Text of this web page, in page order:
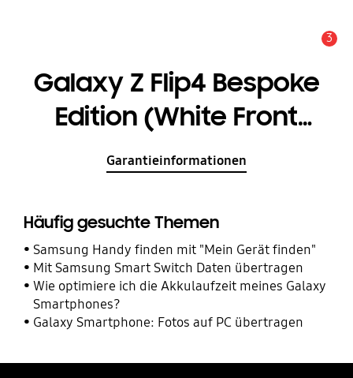
3
Galaxy Z Flip4 Bespoke
Edition (White Front
Color)
Garantieinformationen
Häufig gesuchte Themen
Samsung Handy finden mit "Mein Gerät finden"
Mit Samsung Smart Switch Daten übertragen
Wie optimiere ich die Akkulaufzeit meines Galaxy
Smartphones?
Galaxy Smartphone: Fotos auf PC übertragen